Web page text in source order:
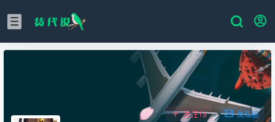
关注Ta 发私信